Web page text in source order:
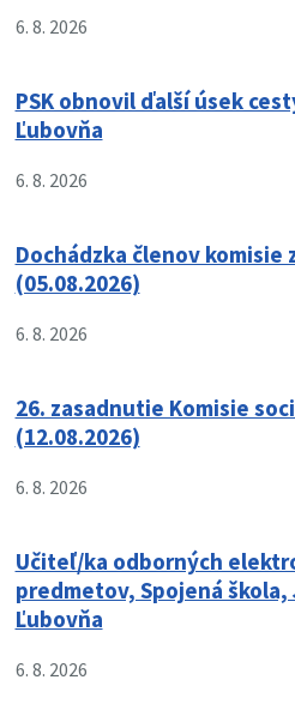
6. 8. 2026
PSK obnovil ďalší úsek
Ľubovňa
6. 8. 2026
Dochádzka členov
(05.08.2026)
6. 8. 2026
26. zasadnutie Komisie
(12.08.2026)
6. 8. 2026
Učiteľ/ka odborných
predmetov, Spojená škola,
Ľubovňa
6. 8. 2026